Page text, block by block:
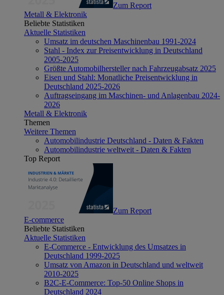
Zum Report
Metall & Elektronik
Beliebte Statistiken
Aktuelle Statistiken
Umsatz im deutschen Maschinenbau 1991-2024
Stahl - Index zur Preisentwicklung in Deutschland
2005-2025
Größte Automobilhersteller nach Fahrzeugabsatz 2025
Eisen und Stahl: Monatliche Preisentwicklung in
Deutschland 2025-2026
Auftragseingang im Maschinen- und Anlagenbau 2024-
2026
Metall & Elektronik
Themen
Weitere Themen
Automobilindustrie Deutschland - Daten & Fakten
Automobilindustrie weltweit - Daten & Fakten
Top Report
Zum Report
E-commerce
Beliebte Statistiken
Aktuelle Statistiken
E-Commerce - Entwicklung des Umsatzes in
Deutschland 1999-2025
Umsatz von Amazon in Deutschland und weltweit
2010-2025
B2C-E-Commerce: Top-50 Online Shops in
Deutschland 2024